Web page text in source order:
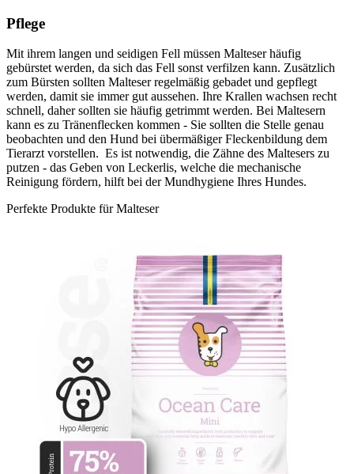
Pflege
Mit ihrem langen und seidigen Fell müssen Malteser häufig
gebürstet werden, da sich das Fell sonst verfilzen kann. Zusätzlich
zum Bürsten sollten Malteser regelmäßig gebadet und gepflegt
werden, damit sie immer gut aussehen. Ihre Krallen wachsen recht
schnell, daher sollten sie häufig getrimmt werden. Bei Maltesern
kann es zu Tränenflecken kommen - Sie sollten die Stelle genau
beobachten und den Hund bei übermäßiger Fleckenbildung dem
Tierarzt vorstellen. Es ist notwendig, die Zähne des Maltesers zu
putzen - das Geben von Leckerlis, welche die mechanische
Reinigung fördern, hilft bei der Mundhygiene Ihres Hundes.
Perfekte Produkte für Malteser